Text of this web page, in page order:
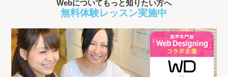
Webについてもっと知りたい方へ
無料体験レッスン実施中